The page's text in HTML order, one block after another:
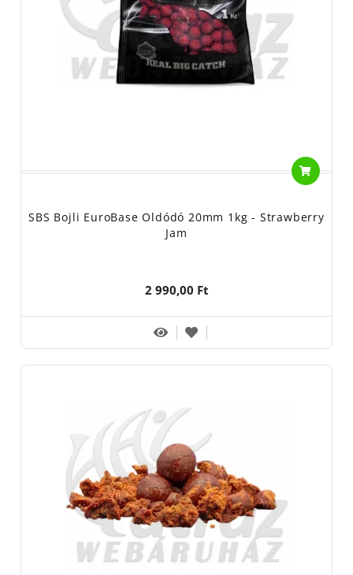
SBS Bojli EuroBase Oldódó 20mm 1kg - Strawberry
Jam
2 990,00 Ft